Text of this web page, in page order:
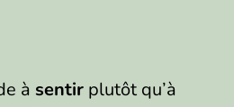
à sentir plutôt qu’à